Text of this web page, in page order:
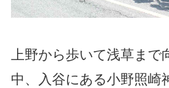
上野から歩いて浅草ま
中、入谷にある小野照崎